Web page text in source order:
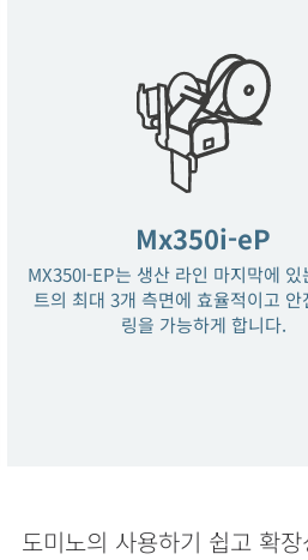
Mx350i-eP
MX350I-EP는 생산 라인 마지막에 있
트의 최대 3개 측면에 효율적이고 안
링을 가능하게 합니다.
도미노의 사용하기 쉽고 확